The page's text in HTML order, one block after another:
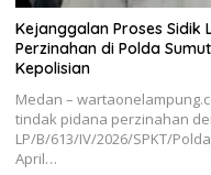
Kejanggalan Proses Sidik
Perzinahan di Polda
Kepolisian
Medan –
tindak pidana perzinahan
LP/B/613/IV/2026/SPKT/
April…